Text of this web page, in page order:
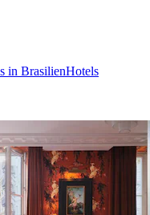
in BrasilienHotels